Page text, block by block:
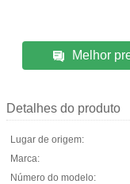
Melhor
Detalhes do produto
Lugar de origem:
Marca:
Número do modelo: